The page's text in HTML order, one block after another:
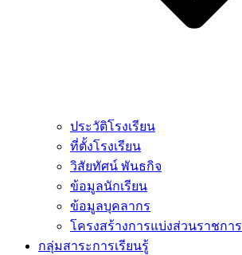
ประวัติโรงเรียน
ที่ตั้งโรงเรียน
วิสัยทัศน์ พันธกิจ
ข้อมูลนักเรียน
ข้อมูลบุคลากร
โครงสร้างการแบ่งส่วนราชการ
กลุ่มสาระการเรียนรู้